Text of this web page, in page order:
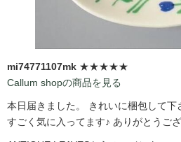
mi74771107mk ★★★★★
Callum shopの商品を見る
本日届きました。 きれいに梱包して下
すごく気に入ってます♪ ありがとうござ